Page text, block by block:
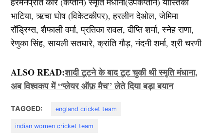
भाटिया, ऋचा घोष (विकेटकीपर), हरलीन देओल, जेमिमा
रॉड्रिग्स, शैफाली वर्मा, प्रतिका रावल, दीप्ति शर्मा, स्नेह राणा,
रेणुका सिंह, सायली सतघारे, क्रांति गौड़, नंदनी शर्मा, श्री चरणी
ALSO READ:शादी टूटने के बाद टूट चुकी थी स्मृति मंधाना,
अब विश्वकप में “प्लेयर ऑफ़ मैच” लेते दिया बड़ा बयान
TAGGED: england cricket team
indian women cricket team